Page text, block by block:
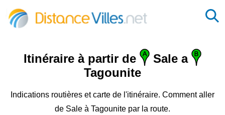
Itinéraire à partir de
Sale a
Tagounite
Indications routières et carte de l'itinéraire. Comment aller
de Sale à Tagounite par la route.